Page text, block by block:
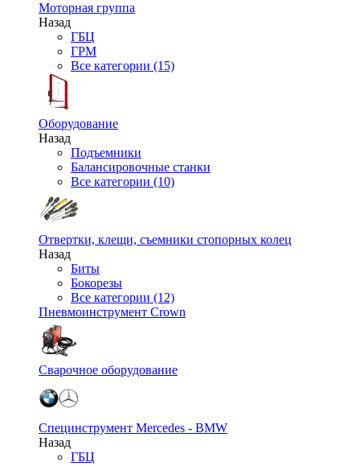
Моторная группа
Назад
ГБЦ
ГРМ
Все категории (15)
Оборудование
Назад
Подъемники
Балансировочные станки
Все категории (10)
Отвертки, клещи, съемники стопорных колец
Назад
Биты
Бокорезы
Все категории (12)
Пневмоинструмент Crown
Сварочное оборудование
Специнструмент Mercedes - BMW
Назад
ГБЦ